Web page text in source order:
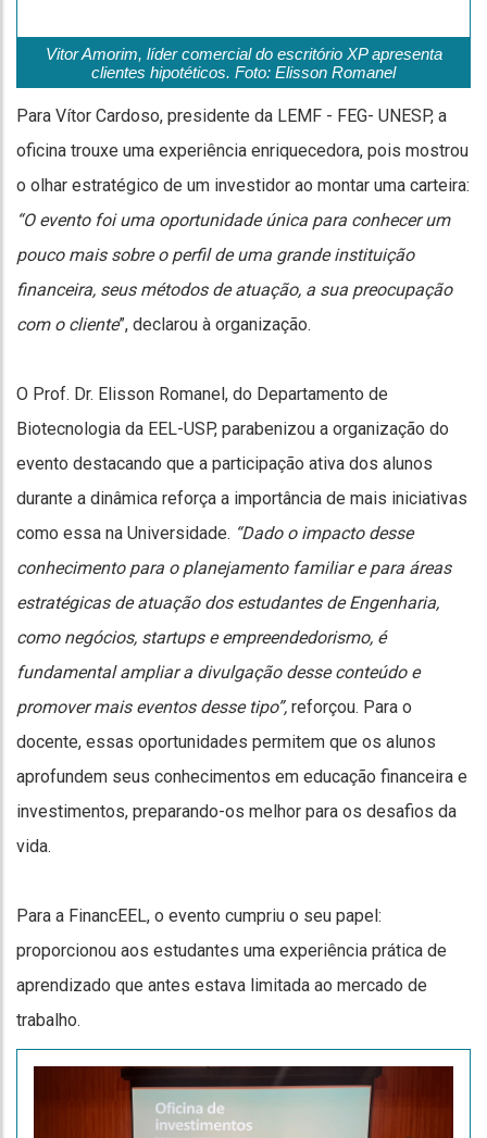
Vitor Amorim, líder comercial do escritório XP apresenta
clientes hipotéticos. Foto: Elisson Romanel
Para Vítor Cardoso, presidente da LEMF - FEG- UNESP, a
oficina trouxe uma experiência enriquecedora, pois mostrou
o olhar estratégico de um investidor ao montar uma carteira:
“O evento foi uma oportunidade única para conhecer um
pouco mais sobre o perfil de uma grande instituição
financeira, seus métodos de atuação, a sua preocupação
com o cliente”, declarou à organização.
O Prof. Dr. Elisson Romanel, do Departamento de
Biotecnologia da EEL-USP, parabenizou a organização do
evento destacando que a participação ativa dos alunos
durante a dinâmica reforça a importância de mais iniciativas
como essa na Universidade. “Dado o impacto desse
conhecimento para o planejamento familiar e para áreas
estratégicas de atuação dos estudantes de Engenharia,
como negócios, startups e empreendedorismo, é
fundamental ampliar a divulgação desse conteúdo e
promover mais eventos desse tipo”, reforçou. Para o
docente, essas oportunidades permitem que os alunos
aprofundem seus conhecimentos em educação financeira e
investimentos, preparando-os melhor para os desafios da
vida.
Para a FinancEEL, o evento cumpriu o seu papel:
proporcionou aos estudantes uma experiência prática de
aprendizado que antes estava limitada ao mercado de
trabalho.